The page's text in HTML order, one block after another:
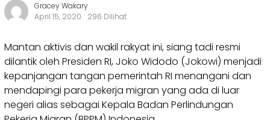
Gracey Wakary
April 15, 2020
296 Dilihat
Mantan aktivis dan wakil rakyat ini, siang tadi resmi
dilantik oleh Presiden RI, Joko Widodo (Jokowi) menjadi
kepanjangan tangan pemerintah RI menangani dan
mendapingi para pekerja migran yang ada di luar
negeri alias sebagai Kepala Badan Perlindungan